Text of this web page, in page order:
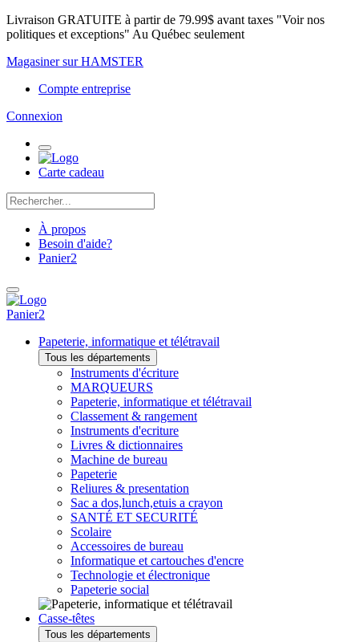
Livraison GRATUITE à partir de 79.99$ avant taxes "Voir nos
politiques et exceptions" Au Québec seulement
Magasiner sur HAMSTER
Compte entreprise
Connexion
Carte cadeau
À propos
Besoin d'aide?
Panier2
Panier2
Papeterie, informatique et télétravail
Tous les départements
Instruments d'écriture
MARQUEURS
Papeterie, informatique et télétravail
Classement & rangement
Instruments d'ecriture
Livres & dictionnaires
Machine de bureau
Papeterie
Reliures & presentation
Sac a dos,lunch,etuis a crayon
SANTÉ ET SECURITÉ
Scolaire
Accessoires de bureau
Informatique et cartouches d'encre
Technologie et électronique
Papeterie social
Casse-têtes
Tous les départements